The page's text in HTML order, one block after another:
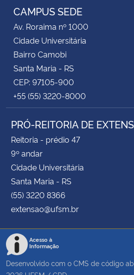
CAMPUS SEDE
Av. Roraima nº 1000
Cidade Universitária
Bairro Camobi
Santa Maria - RS
CEP: 97105-900
+55 (55) 3220-8000
PRÓ-REITORIA DE
Reitoria - prédio 47
9º andar
Cidade Universitária
Santa Maria - RS
(55) 3220 8366
extensao@ufsm.br
Acesso à
Informação
Desenvolvido com o CMS de código